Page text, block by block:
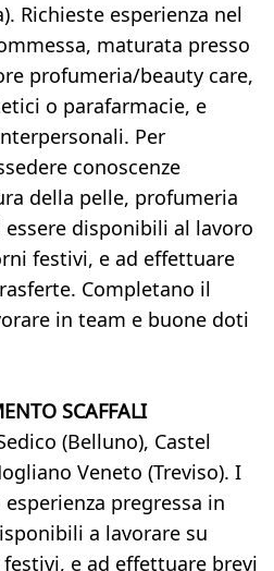
Richieste esperienza nel
maturata presso
profumeria/beauty care,
o parafarmacie, e
Per
conoscenze
della pelle, profumeria
disponibili al lavoro
festivi, e ad effettuare
Completano il
in team e buone doti
SCAFFALI
(Belluno), Castel
Veneto (Treviso). I
pregressa in
a lavorare su
e ad effettuare brevi